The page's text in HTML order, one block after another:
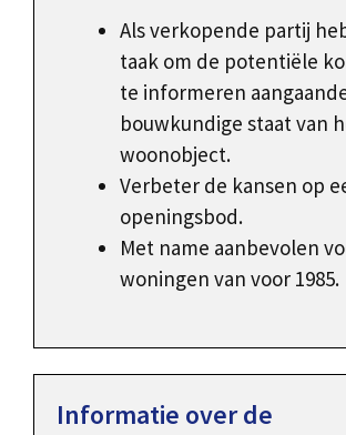
Als verkopende partij
taak om de potentiële
te informeren
bouwkundige staat van
woonobject.
Verbeter de kansen op
openingsbod.
Met name aanbevolen
woningen van voor 1985.
Informatie over de